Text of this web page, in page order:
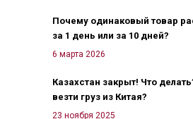
Почему одинаковый товар
за 1 день или за 10 дней?
6 марта 2026
Казахстан закрыт! Что
везти груз из Китая?
23 ноября 2025